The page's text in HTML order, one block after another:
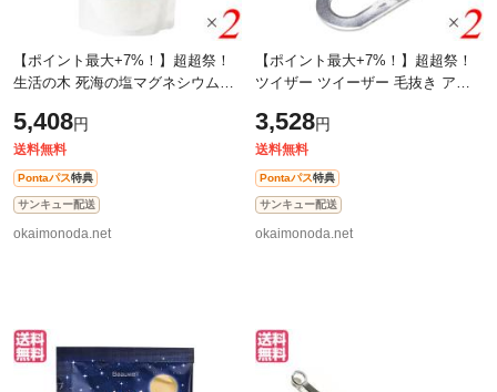
【ポイント最大+7%！】超超祭！
生活の木 死海の塩マグネシウム
浴剤
5,408円
送料無料
Pontaパス特典
サンキュー配送
okaimonoda.net
【ポイント最大+7%！】超超祭！
ツイザー ツイーザー 毛抜き アン
クリップホルダー 2個セット EL
MAR INC
3,528円
送料無料
Pontaパス特典
サンキュー配送
okaimonoda.net